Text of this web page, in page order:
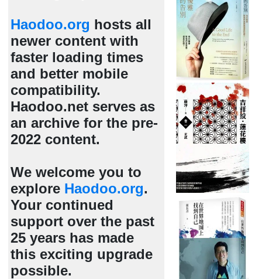
Haodoo.org hosts all
newer content with
faster loading times
and better mobile
compatibility.
Haodoo.net serves as
an archive for the pre-
2022 content.
We welcome you to
explore Haodoo.org.
Your continued
support over the past
25 years has made
this exciting upgrade
possible.